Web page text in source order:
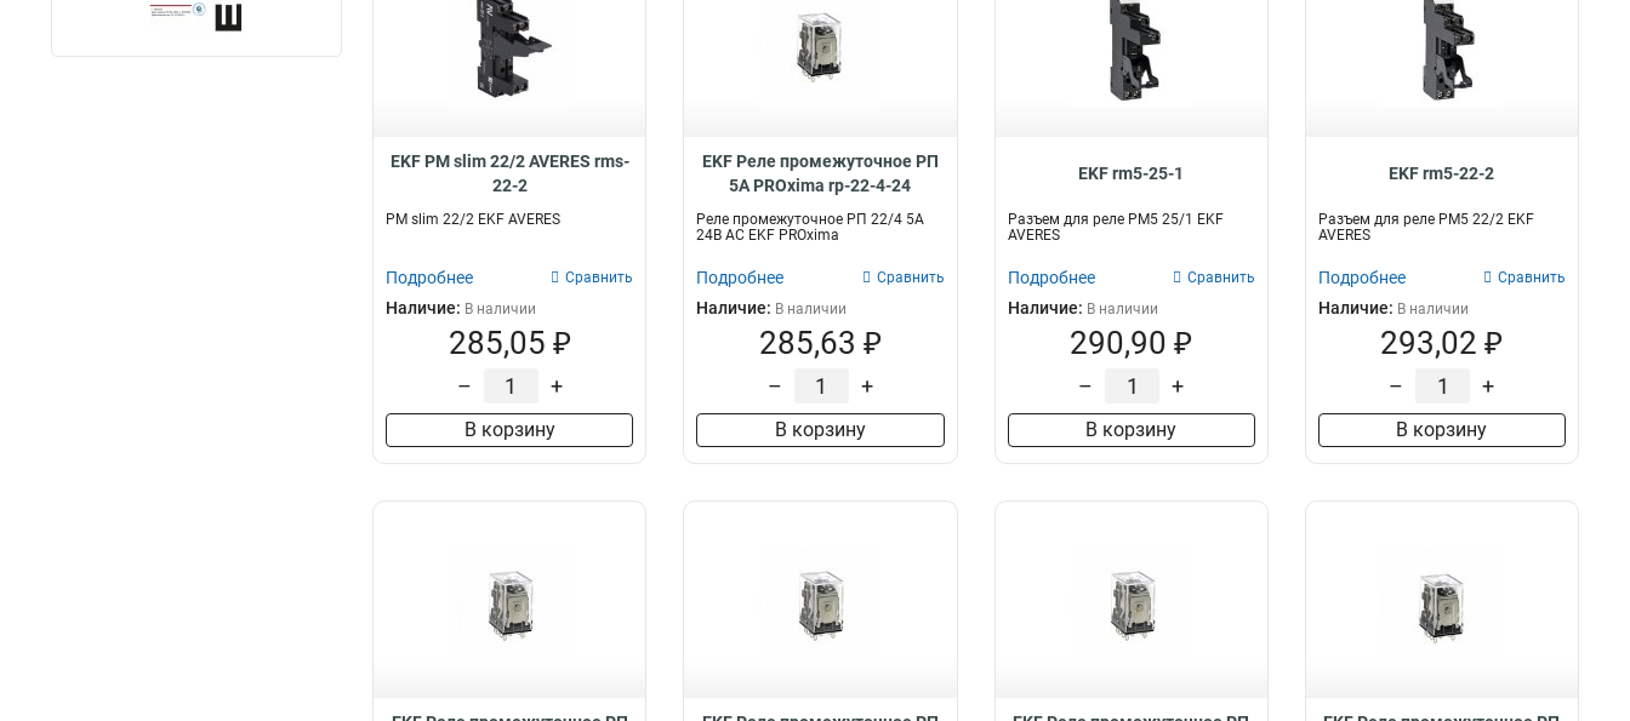
EKF РM slim 22/2 AVERES rms-
22-2
РM slim 22/2 EKF AVERES
Подробнее Сравнить
Наличие: В наличии
285,05 ₽
– +
В корзину
EKF Реле промежуточное РП
5А PROxima rp-22-4-24
Реле промежуточное РП 22/4 5А
24В АС EKF PROxima
Подробнее Сравнить
Наличие: В наличии
285,63 ₽
– +
В корзину
EKF rm5-25-1
Разъем для реле РM5 25/1 EKF
AVERES
Подробнее Сравнить
Наличие: В наличии
290,90 ₽
– +
В корзину
EKF rm5-22-2
Разъем для реле РM5 22/2 EKF
AVERES
Подробнее Сравнить
Наличие: В наличии
293,02 ₽
– +
В корзину